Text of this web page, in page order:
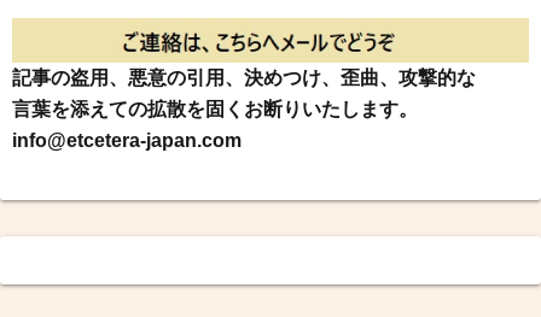
記事の盗用、悪意の引用、決めつけ、歪曲、攻撃的な
言葉を添えての拡散を固くお断りいたします。
info@etcetera-japan.com